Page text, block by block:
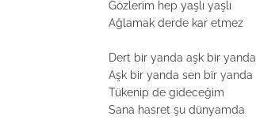
Gözlerim hep yaşlı yaşlı
Ağlamak derde kar etmez
Dert bir yanda aşk bir yanda
Aşk bir yanda sen bir yanda
Tükenip de gideceğim
Sana hasret şu dünyamda